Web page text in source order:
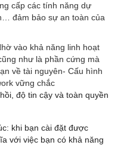
cấp các tính năng dự
đảm bảo sự an toàn của
vào khả năng linh hoạt
như là phần cứng mà
về tài nguyên- Cấu hình
vững chắc
độ tin cậy và toàn quyền
khi bạn cài đặt được
với việc bạn có khả năng